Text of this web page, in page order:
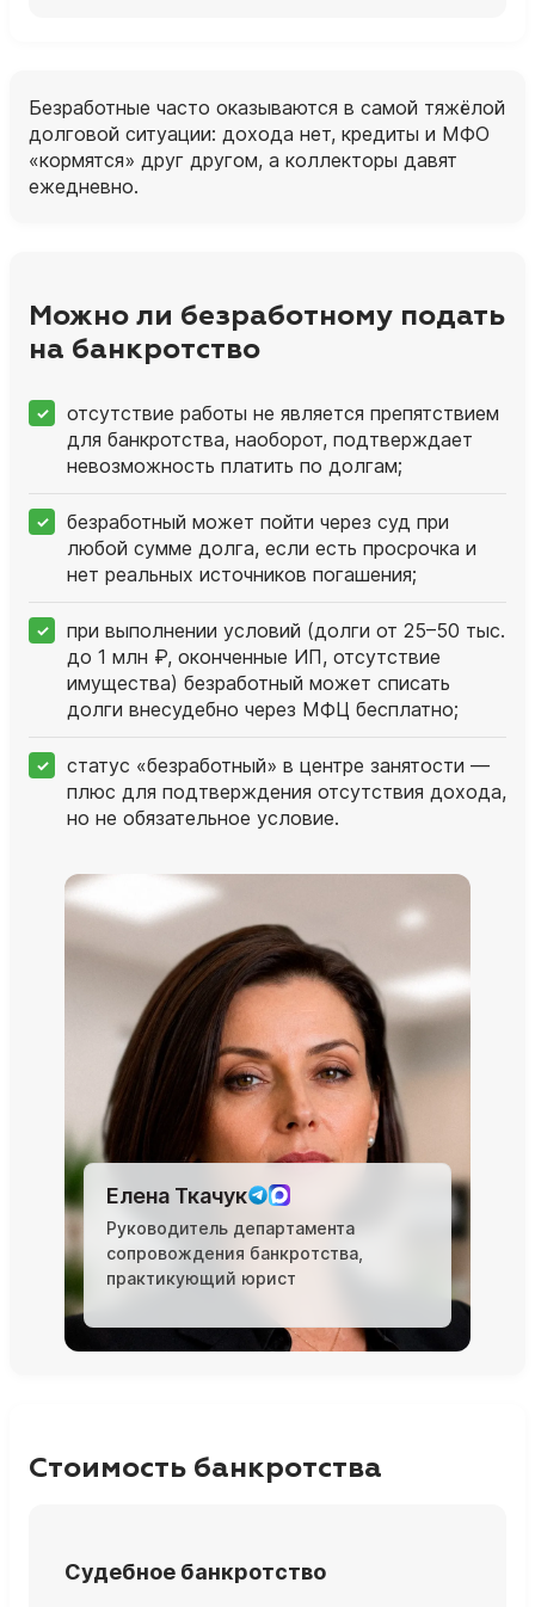
Безработные часто оказываются в самой тяжёлой
долговой ситуации: дохода нет, кредиты и МФО
«кормятся» друг другом, а коллекторы давят
ежедневно.
Можно ли безработному подать
на банкротство
отсутствие работы не является препятствием
для банкротства, наоборот, подтверждает
невозможность платить по долгам;
безработный может пойти через суд при
любой сумме долга, если есть просрочка и
нет реальных источников погашения;
при выполнении условий (долги от 25–50 тыс.
до 1 млн ₽, оконченные ИП, отсутствие
имущества) безработный может списать
долги внесудебно через МФЦ бесплатно;
статус «безработный» в центре занятости —
плюс для подтверждения отсутствия дохода,
но не обязательное условие.
Елена Ткачук
Руководитель департамента
сопровождения банкротства,
практикующий юрист
Стоимость банкротства
Судебное банкротство